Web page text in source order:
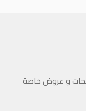
و عروض خاصة